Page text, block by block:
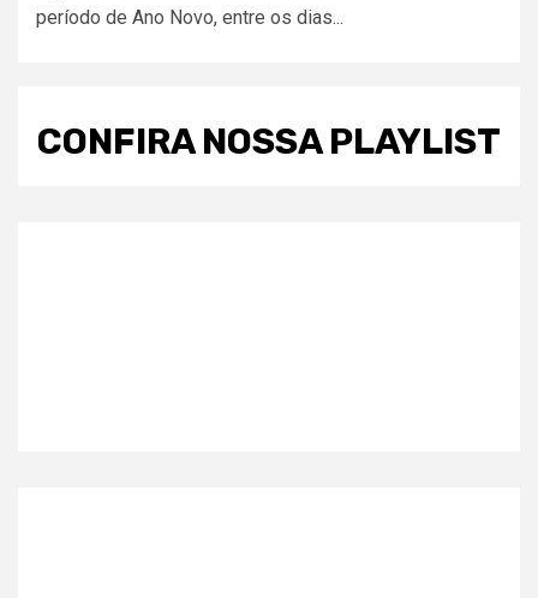
período de Ano Novo, entre os dias...
CONFIRA NOSSA PLAYLIST